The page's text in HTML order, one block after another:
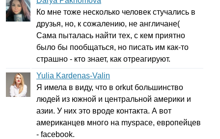
Ко мне тоже несколько человек стучались в
друзья, но, к сожалению, не англичане(
Сама пыталась найти тех, с кем приятно
было бы пообщаться, но писать им как-то
страшно - кто знает, как отреагируют.
Yulia Kardenas-Valin
Я имела в виду, что в orkutбольшинство
людей из южной и центральной америки и
азии. У них это вроде контакта. А вот
американцев много на myspace, европейцев
- facebook.